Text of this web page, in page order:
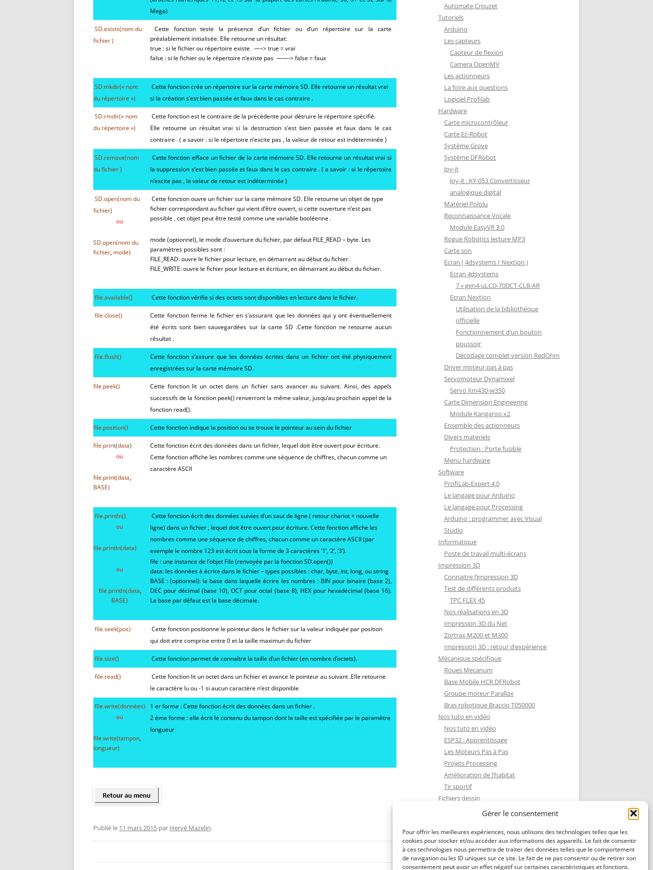
Gérer le consentement
Pour offrir les meilleures expériences, nous utilisons des technologies telles que les
cookies pour stocker et/ou accéder aux informations des appareils. Le fait de consentir
à ces technologies nous permettra de traiter des données telles que le comportement
de navigation ou les ID uniques sur ce site. Le fait de ne pas consentir ou de retirer son
consentement peut avoir un effet négatif sur certaines caractéristiques et fonctions.
DIVERS MATERIELS PROTECTION : PORTE FUSIBLE
Mega)
SD.exists(nom du
fichier )
Cette fonction teste la présence d’un fichier ou d’un répertoire sur la carte
préalablement initialisée. Elle retourne un résultat:
true : si le fichier ou répertoire existe —–> true = vrai
false : si le fichier ou le répertoire n’existe pas ——-> false = faux
SD.mkdir(« nom
du répertoire »)
Cette fonction crée un répertoire sur la carte mémoire SD. Elle retourne un résultat vrai
si la création s’est bien passée et faux dans le cas contraire .
SD.rmdir(« nom
du répertoire »)
Cette fonction est le contraire de la précédente pour détruire le répertoire spécifié.
Elle retourne un résultat vrai si la destruction s’est bien passée et faux dans le cas
contraire . ( a savoir : si le répertoire n’excite pas , la valeur de retour est indéterminée )
SD.remove(nom
du fichier)
Cette fonction efface un fichier de la carte mémoire SD. Elle retourne un résultat vrai si
la suppression s’est bien passée et faux dans le cas contraire . ( a savoir : si le répertoire
n’excite pas , la valeur de retour est indéterminée )
SD.open(nom du
fichier)
ou
SD.open(nom du
fichier, mode)
Cette fonction ouvre un fichier sur la carte mémoire SD. Elle retourne un objet de type
fichier correspondant au fichier qui vient d’être ouvert, si cette ouverture n’est pas
possible , cet objet peut être testé comme une variable booléenne .
mode (optionnel), le mode d’ouverture du fichier, par défaut FILE_READ – byte. Les
paramètres possibles sont :
FILE_READ: ouvre le fichier pour lecture, en démarrant au début du fichier.
FILE_WRITE: ouvre le fichier pour lecture et écriture, en démarrant au début du fichier.
file.available() Cette fonction vérifie si des octets sont disponibles en lecture dans le fichier.
file.close()
Cette fonction ferme le fichier en s’assurant que les données qui y ont éventuellement
été écrits sont bien sauvegardées sur la carte SD .Cette fonction ne retourne aucun
résultat .
file.flush()
Cette fonction s’assure que les données écrites dans un fichier ont été physiquement
enregistrées sur la carte mémoire SD.
file.peek()
Cette fonction lit un octet dans un fichier sans avancer au suivant. Ainsi, des appels
successifs de la fonction peek() renverront la même valeur, jusqu’au prochain appel de la
fonction read().
file.position() Cette fonction indique la position ou se trouve le pointeur au sein du fichier
file.print(data)
ou
file.print(data,
BASE)
Cette fonction écrit des données dans un fichier, lequel doit être ouvert pour écriture.
Cette fonction affiche les nombres comme une séquence de chiffres, chacun comme un
caractère ASCII
file.println()
ou
file.println(data)
ou
file.println(data,
BASE)
Cette fonction écrit des données suivies d’un saut de ligne ( retour chariot + nouvelle
ligne) dans un fichier , lequel doit être ouvert pour écriture. Cette fonction affiche les
nombres comme une séquence de chiffres, chacun comme un caractère ASCII (par
exemple le nombre 123 est écrit sous la forme de 3 caractères ‘1’, ‘2’, ‘3’).
file : une instance de l’objet File (renvoyée par la fonction SD.open())
data: les données à écrire dans le fichier – types possibles : char, byte, int, long, ou string
BASE : (optionnel): la base dans laquelle écrire les nombres : BIN pour binaire (base 2),
DEC pour décimal (base 10), OCT pour octal (base 8), HEX pour hexadécimal (base 16).
La base par défaut est la base décimale.
file.seek(pos) Cette fonction positionne le pointeur dans le fichier sur la valeur indiquée par position
qui doit etre comprise entre 0 et la taille maximun du fichier
file.size() Cette fonction permet de connaître la taille d’un fichier (en nombre d’octets).
file.read()
Cette fonction lit un octet dans un fichier et avance le pointeur au suivant .Elle retourne
le caractère lu ou -1 si aucun caractère n’est disponible
file.write(données)
ou
file.write(tampon,
longueur)
1 er forme : Cette fonction écrit des données dans un fichier .
2 éme forme : elle écrit le contenu du tampon dont la taille est spécifiée par le paramètre
longueur
Publié le 11 mars 2015 par Hervé Mazelin.
Automate Crouzet
Tutoriels
Arduino
Les capteurs
Capteur de flexion
Camera OpenMV
Les actionneurs
La foire aux questions
Logiciel Profilab
Hardware
Carte microcontrôleur
Carte Ez-Robot
Système Grove
Système DFRobot
Joy-it
Joy-it : KY-053 Convertisseur
analogique digital
Matériel Pololu
Reconnaissance Vocale
Module EasyVR 3.0
Rogue Robotics lecture MP3
Carte son
Ecran ( 4dsystems / Nextion )
Ecran 4dsystems
7 » gen4-uLCD-70DCT-CLB-AR
Ecran Nextion
Utilisation de la bibliothèque
officielle
Fonctionnement d’un bouton
poussoir
Décodage complet version RedOhm
Driver moteur pas à pas
Servomoteur Dynamixel
Servo Xm430-w350
Carte Dimension Engineering
Module Kangaroo x2
Ensemble des actionneurs
Divers materiels
Protection : Porte fusible
Menu hardware
Software
ProfiLab-Expert 4.0
Le langage pour Arduino
Le langage pour Processing
Arduino : programmer avec Visual
Studio
Informatique
Poste de travail multi-écrans
Impression 3D
Connaitre l’impression 3D
Test de différents produits
TPC FLEX 45
Nos réalisations en 3D
Impression 3D du Net
Zortrax M200 et M300
Impression 3D : retour d’expérience
Mécanique spécifique
Roues Mecanum
Base Mobile HCR DFRobot
Groupe moteur Parallax
Bras robotique Braccio T050000
Nos tuto en vidéo
Nos tuto en vidéo
ESP32 : Apprentissage
Les Moteurs Pas à Pas
Projets Processing
Amélioration de l’habitat
Tir sportif
Fichiers dessin
Fichiers dessin